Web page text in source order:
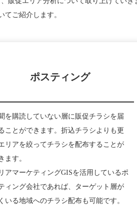
ご紹介します。
ポスティング
を購読していない層に販促チラシを届
ことができます。折込チラシよりも更
リアを絞ってチラシを配布することが
ます。
アマーケティングGISを活用しているポ
ィング会社であれば、ターゲット層が
いる地域へのチラシ配布も可能です。